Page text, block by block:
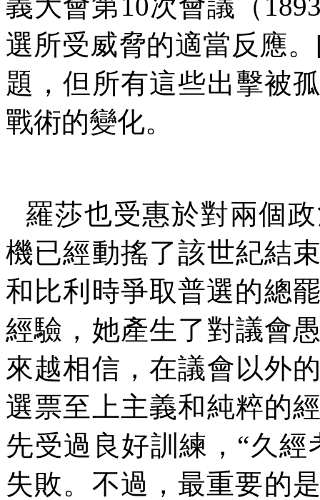
選所受威脅的適當反應。
題，但所有這些出擊被
戰術的變化。
羅莎也受惠於對兩個
機已經動搖了該世紀結
和比利時爭取普選的總
經驗，她產生了對議會
來越相信，在議會以外
選票至上主義和純粹的
先受過良好訓練， “久經
失敗。不過，最重要的